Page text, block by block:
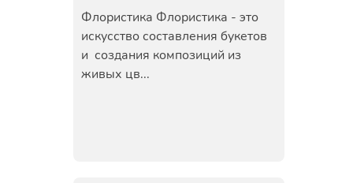
Флористика Флористика - это
искусство составления букетов
и создания композиций из
живых цв...